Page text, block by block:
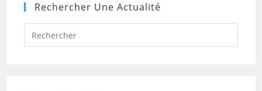
Rechercher Une Actualité
Press
to